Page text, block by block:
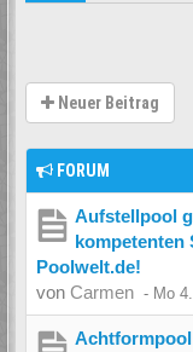
Neuer Beitrag
FORUM
Aufstellpool
kompetenten
Poolwelt.de!
von Carmen - Mo